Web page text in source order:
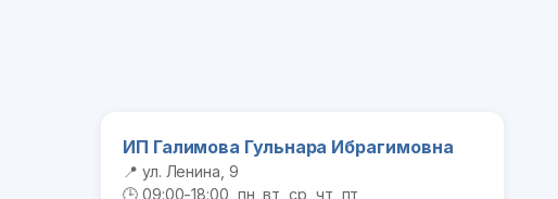
ИП Галимова Гульнара Ибрагимовна
📍 ул. Ленина, 9
🕒 09:00-18:00, пн, вт, ср, чт, пт